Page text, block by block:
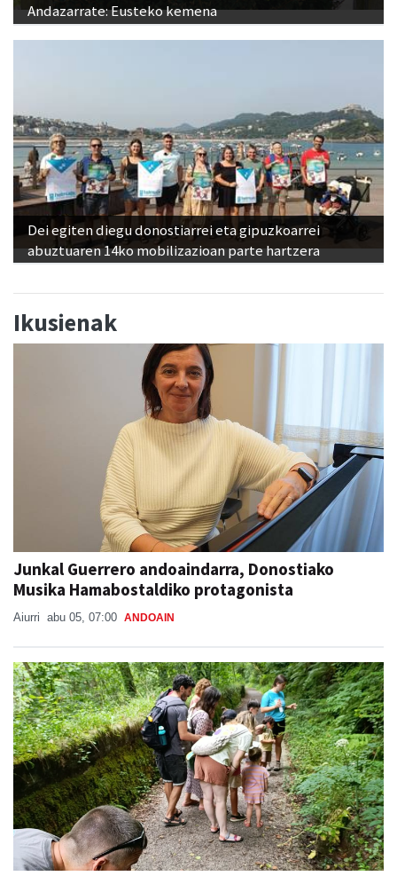
Andazarrate: Eusteko kemena
Dei egiten diegu donostiarrei eta gipuzkoarrei
abuztuaren 14ko mobilizazioan parte hartzera
Ikusienak
Junkal Guerrero andoaindarra, Donostiako
Musika Hamabostaldiko protagonista
Aiurri abu 05, 07:00 ANDOAIN